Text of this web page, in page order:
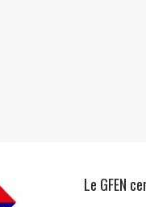
Le GFEN